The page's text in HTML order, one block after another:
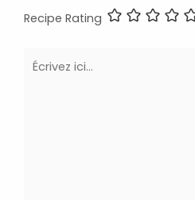
Recipe Rating
Écrivez